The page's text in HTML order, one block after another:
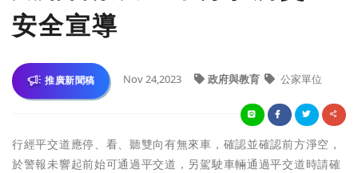
安全宣導
推廣新聞稿 Nov 24,2023 政府與教育 公家單位
行經平交道應停、看、聽雙向有無來車，確認並確認前方淨空，
於警報未響起前始可通過平交道，另駕駛車輛通過平交道時請確